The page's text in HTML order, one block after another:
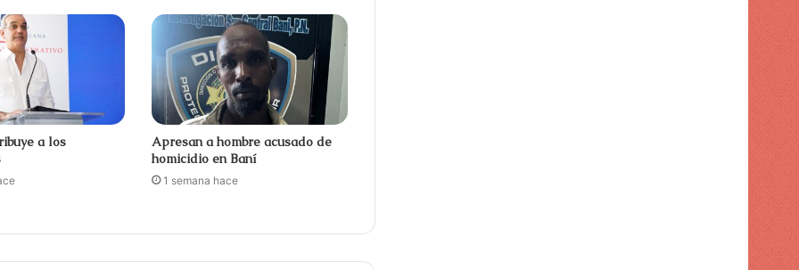
a los
Apresan a hombre acusado de
homicidio en Baní
1 semana hace